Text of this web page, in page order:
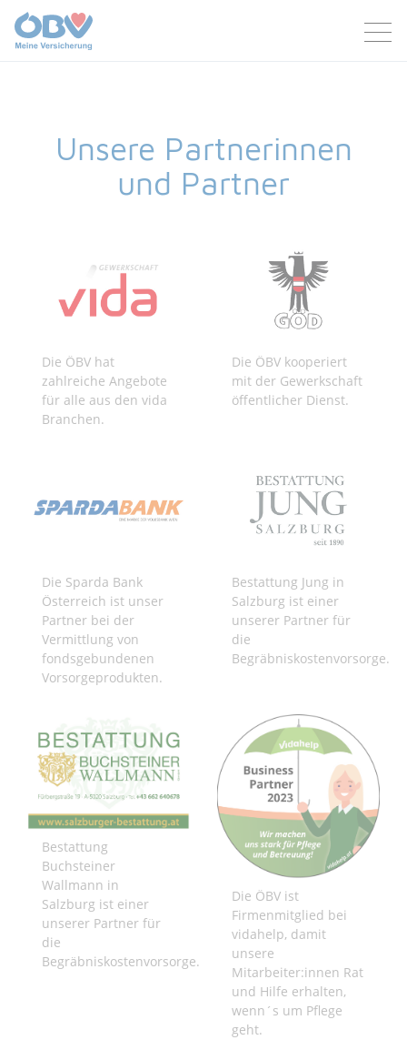
Unsere Partnerinnen
und Partner
Die ÖBV hat
zahlreiche Angebote
für alle aus den vida
Branchen.
Die ÖBV kooperiert
mit der Gewerkschaft
öffentlicher Dienst.
Die Sparda Bank
Österreich ist unser
Partner bei der
Vermittlung von
fondsgebundenen
Vorsorgeprodukten.
Bestattung Jung in
Salzburg ist einer
unserer Partner für
die
Begräbniskostenvorsorge.
Bestattung
Buchsteiner
Wallmann in
Salzburg ist einer
unserer Partner für
die
Begräbniskostenvorsorge.
Die ÖBV ist
Firmenmitglied bei
vidahelp, damit
unsere
Mitarbeiter:innen Rat
und Hilfe erhalten,
wenn´s um Pflege
geht.